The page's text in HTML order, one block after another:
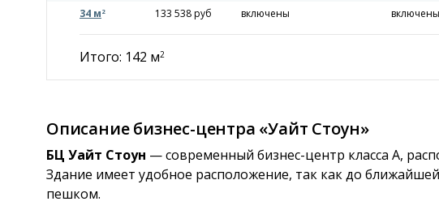
34 м 2 133 538 руб включены включены
Итого: 142 м2
Описание бизнес-центра «Уайт Стоун»
БЦ Уайт Стоун — современный бизнес-центр класса A,
Здание имеет удобное расположение, так как до
пешком.